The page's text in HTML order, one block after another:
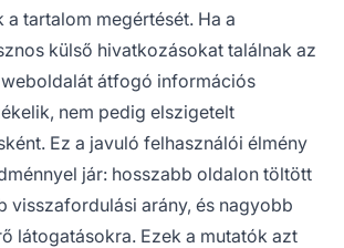
tartalom megértését. Ha a
külső hivatkozásokat találnak az
weboldalát átfogó információs
nem pedig elszigetelt
Ez a javuló felhasználói élmény
jár: hosszabb oldalon töltött
visszafordulási arány, és nagyobb
látogatásokra. Ezek a mutatók azt